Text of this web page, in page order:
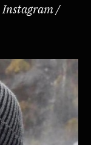
Instagram /